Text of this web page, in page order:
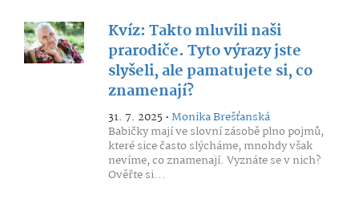
Kvíz: Takto mluvili naši
prarodiče. Tyto výrazy jste
slyšeli, ale pamatujete si, co
znamenají?
31. 7. 2025 •Monika Brešťanská
Babičky mají ve slovní zásobě plno pojmů,
které sice často slýcháme, mnohdy však
nevíme, co znamenají. Vyznáte se v nich?
Ověřte si...